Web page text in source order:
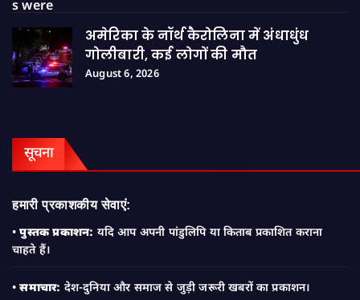
अमेरिका के नॉर्थ कैरोलिना में अंधाधुंध
गोलीबारी, कई लोगों की मौत
August 6, 2026
सूचना
हमारी प्रकाशकीय सेवाएं:
•पुस्तक प्रकाशन: यदि आप अपनी पांडुलिपि या किताब प्रकाशित कराना
चाहते हैं।
•समाचार: देश-दुनिया और समाज से जुड़ी जरूरी खबरों का प्रकाशन।